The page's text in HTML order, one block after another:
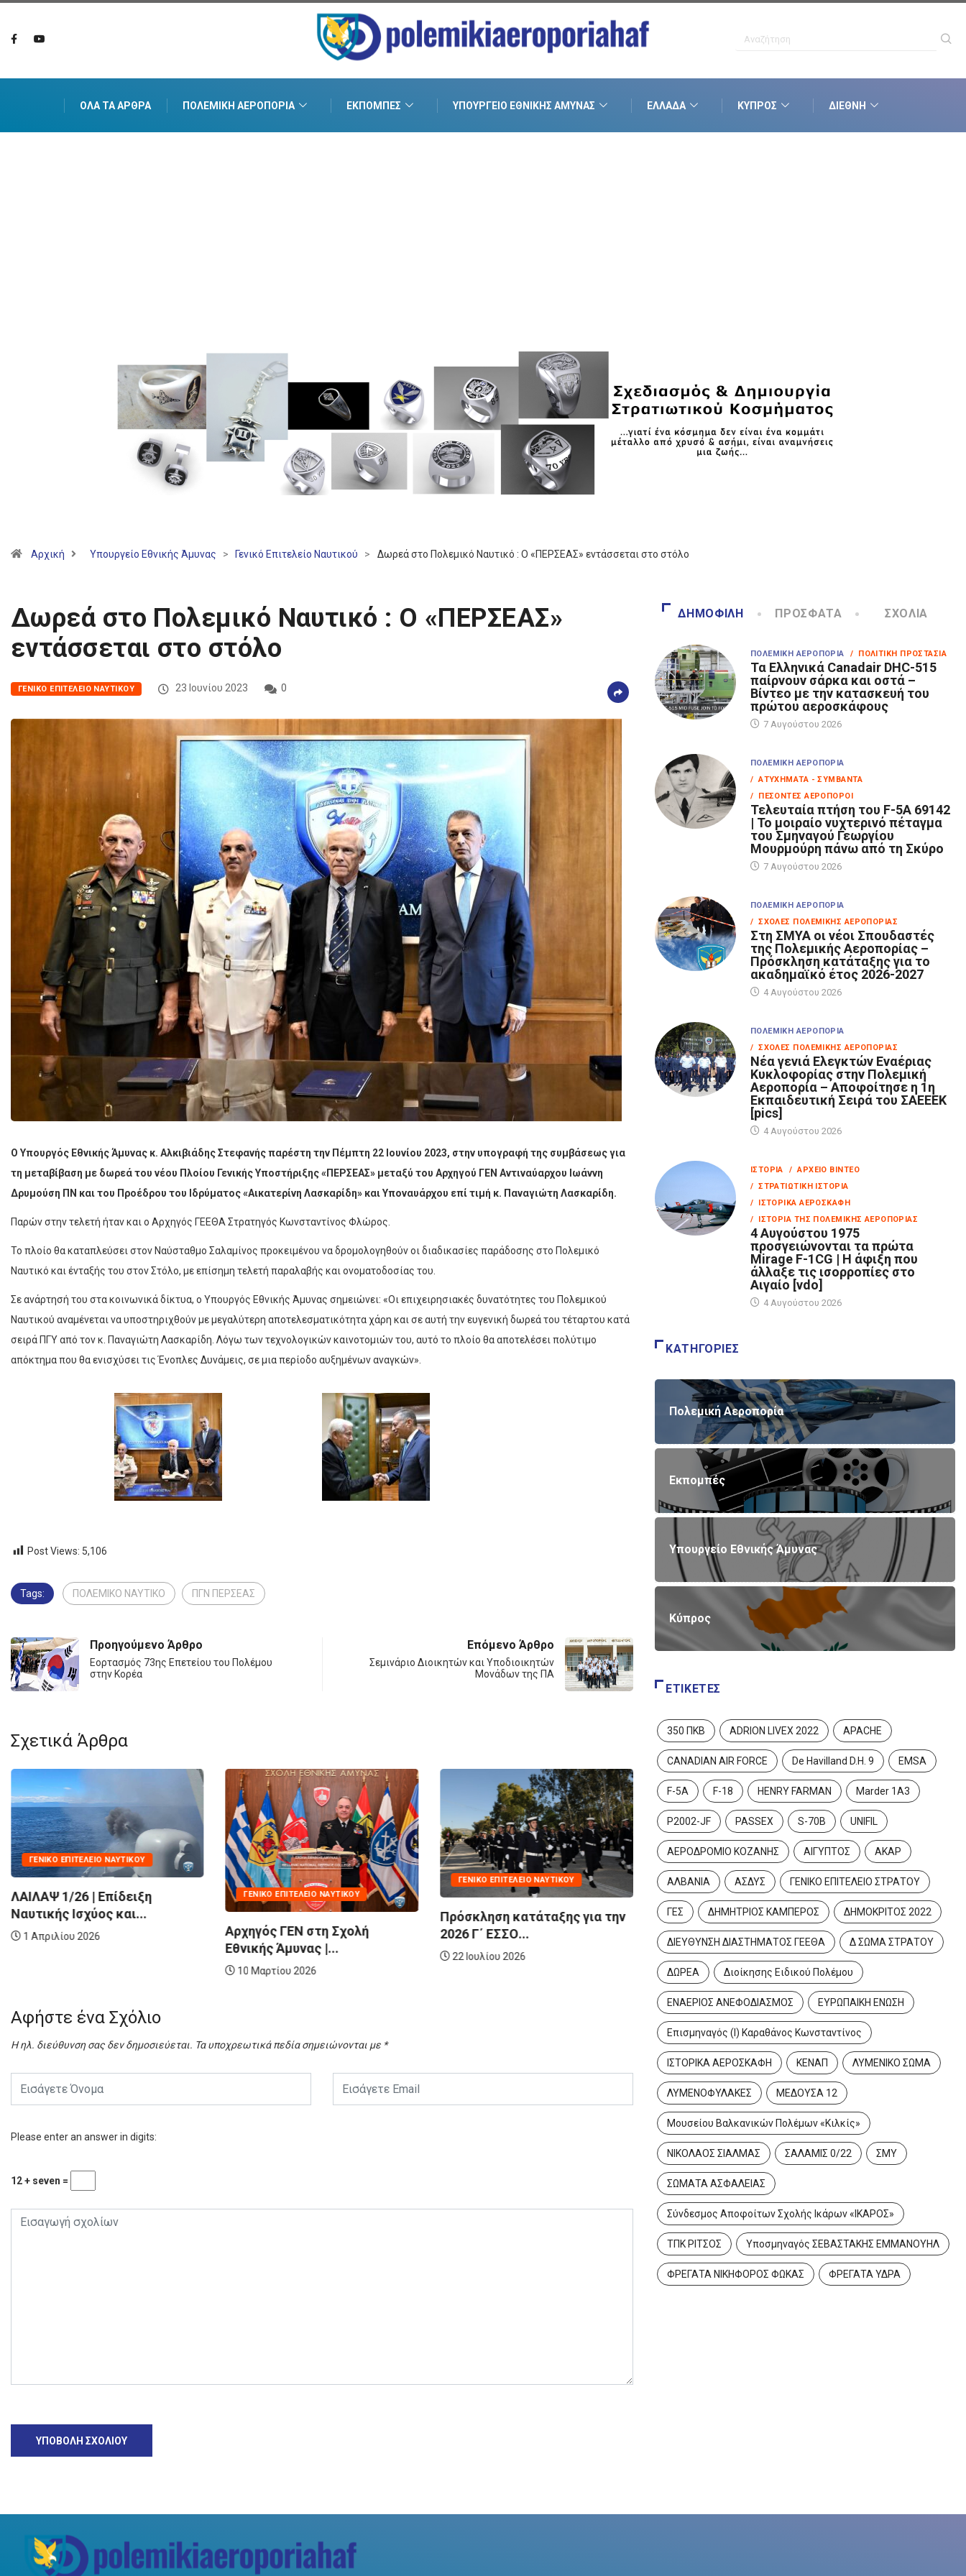
ΌΛΑ ΤΑ ΆΡΘΡΑ ΠΟΛΕΜΙΚΉ ΑΕΡΟΠΟΡΊΑ ΕΚΠΟΜΠΈΣ ΥΠΟΥΡΓΕΊΟ ΕΘΝΙΚΉΣ ΆΜΥΝΑΣ ΕΛΛΆΔΑ ΚΎΠΡΟΣ ΔΙΕΘΝΉ
Αρχική Υπουργείο Εθνικής Άμυνας > Γενικό Επιτελείο Ναυτικού > Δωρεά στο Πολεμικό Ναυτικό : O «ΠΕΡΣΕΑΣ» εντάσσεται στο στόλο
Δωρεά στο Πολεμικό Ναυτικό : O «ΠΕΡΣΕΑΣ»
εντάσσεται στο στόλο
ΓΕΝΙΚΌ ΕΠΙΤΕΛΕΊΟ ΝΑΥΤΙΚΟΎ 23 Ιουνίου 2023 0
Ο Υπουργός Εθνικής Άμυνας κ. Αλκιβιάδης Στεφανής παρέστη την Πέμπτη 22 Ιουνίου 2023, στην υπογραφή της συμβάσεως για
τη μεταβίβαση με δωρεά του νέου Πλοίου Γενικής Υποστήριξης «ΠΕΡΣΕΑΣ» μεταξύ του Αρχηγού ΓΕΝ Αντιναύαρχου Ιωάννη
Δρυμούση ΠΝ και του Προέδρου του Ιδρύματος «Αικατερίνη Λασκαρίδη» και Υποναυάρχου επί τιμή κ. Παναγιώτη Λασκαρίδη.
Παρών στην τελετή ήταν και ο Αρχηγός ΓΕΕΘΑ Στρατηγός Κωνσταντίνος Φλώρος.
Το πλοίο θα καταπλεύσει στον Ναύσταθμο Σαλαμίνος προκειμένου να δρομολογηθούν οι διαδικασίες παράδοσης στο Πολεμικό
Ναυτικό και ένταξής του στον Στόλο, με επίσημη τελετή παραλαβής και ονοματοδοσίας του.
Σε ανάρτησή του στα κοινωνικά δίκτυα, ο Υπουργός Εθνικής Άμυνας σημειώνει: «Οι επιχειρησιακές δυνατότητες του Πολεμικού
Ναυτικού αναμένεται να υποστηριχθούν με μεγαλύτερη αποτελεσματικότητα χάρη και σε αυτή την ευγενική δωρεά του τέταρτου κατά
σειρά ΠΓΥ από τον κ. Παναγιώτη Λασκαρίδη. Λόγω των τεχνολογικών καινοτομιών του, αυτό το πλοίο θα αποτελέσει πολύτιμο
απόκτημα που θα ενισχύσει τις Ένοπλες Δυνάμεις, σε μια περίοδο αυξημένων αναγκών».
Post Views: 5,106
Tags: ΠΟΛΕΜΙΚΟ ΝΑΥΤΙΚΟ ΠΓΝ ΠΕΡΣΕΑΣ
Προηγούμενο Άρθρο
Εορτασμός 73ης Επετείου του Πολέμου
στην Κορέα
Επόμενο Άρθρο
Σεμινάριο Διοικητών και Υποδιοικητών
Μονάδων της ΠΑ
Σχετικά Άρθρα
ΓΕΝΙΚΌ ΕΠΙΤΕΛΕΊΟ ΝΑΥΤΙΚΟΎ
Αρχηγός ΓΕΝ στη Σχολή
ΓΕΝΙΚΌ ΕΠΙΤΕΛΕΊΟ ΝΑΥΤΙΚΟΎ
Πρόσκληση κατάταξης για την
2026 Γ΄ ΕΣΣΟ...
22 Ιουλίου 2026
ΓΕΝΙΚΌ ΕΠΙΤΕΛΕΊΟ ΝΑΥΤΙΚΟΎ
ΛΑΙΛΑΨ 1/26 | Επίδειξη
Ναυτικής Ισχύος και...
1 Απριλίου 2026
ΓΕΝΙΚΌ ΕΠΙΤΕΛΕΊΟ ΝΑΥΤΙΚΟΎ
Αρχηγός ΓΕΝ στη Σχολή
Εθνικής Άμυνας |...
10 Μαρτίου 2026
Αφήστε ένα Σχόλιο
Η ηλ. διεύθυνση σας δεν δημοσιεύεται. Τα υποχρεωτικά πεδία σημειώνονται με *
Please enter an answer in digits:
12 + seven =
ΔΗΜΟΦΙΛΉ ΠΡΌΣΦΑΤΑ ΣΧΌΛΙΑ
ΠΟΛΕΜΙΚΉ ΑΕΡΟΠΟΡΊΑ / ΠΟΛΙΤΙΚΉ ΠΡΟΣΤΑΣΊΑ
Τα Eλληνικά Canadair DHC-515
παίρνουν σάρκα και οστά –
Βίντεο με την κατασκευή του
πρώτου αεροσκάφους
7 Αυγούστου 2026
ΠΟΛΕΜΙΚΉ ΑΕΡΟΠΟΡΊΑ
/ ΑΤΥΧΉΜΑΤΑ - ΣΥΜΒΆΝΤΑ
/ ΠΕΣΌΝΤΕΣ ΑΕΡΟΠΌΡΟΙ
Τελευταία πτήση του F-5A 69142
| Το μοιραίο νυχτερινό πέταγμα
του Σμηναγού Γεωργίου
Μουρμούρη πάνω από τη Σκύρο
7 Αυγούστου 2026
ΠΟΛΕΜΙΚΉ ΑΕΡΟΠΟΡΊΑ
/ ΣΧΟΛΈΣ ΠΟΛΕΜΙΚΉΣ ΑΕΡΟΠΟΡΊΑΣ
Στη ΣΜΥΑ οι νέοι Σπουδαστές
της Πολεμικής Αεροπορίας –
Πρόσκληση κατάταξης για το
ακαδημαϊκό έτος 2026-2027
4 Αυγούστου 2026
ΠΟΛΕΜΙΚΉ ΑΕΡΟΠΟΡΊΑ
/ ΣΧΟΛΈΣ ΠΟΛΕΜΙΚΉΣ ΑΕΡΟΠΟΡΊΑΣ
Νέα γενιά Ελεγκτών Εναέριας
Κυκλοφορίας στην Πολεμική
Αεροπορία – Αποφοίτησε η 1η
Εκπαιδευτική Σειρά του ΣΑΕΕΕΚ
[pics]
4 Αυγούστου 2026
ΙΣΤΟΡΊΑ
/ ΑΡΧΕΊΟ ΒΊΝΤΕΟ
/ ΣΤΡΑΤΙΩΤΙΚΉ ΙΣΤΟΡΊΑ
/ ΙΣΤΟΡΙΚΆ ΑΕΡΟΣΚΆΦΗ
/ ΙΣΤΟΡΊΑ ΤΗΣ ΠΟΛΕΜΙΚΉΣ ΑΕΡΟΠΟΡΊΑΣ
4 Αυγούστου 1975
προσγειώνονται τα πρώτα
Mirage F-1CG | Η άφιξη που
άλλαξε τις ισορροπίες στο
Αιγαίο [vdo]
4 Αυγούστου 2026
ΚΑΤΗΓΟΡΊΕΣ
Πολεμική Αεροπορία
Εκπομπές
Υπουργείο Εθνικής Άμυνας
Κύπρος
ΕΤΙΚΈΤΕΣ
350 ΠΚΒ ADRION LIVEX 2022 APACHE
CANADIAN AIR FORCE De Havilland D.H. 9 EMSA
F-5A F-18 HENRY FARMAN Marder 1A3
P2002-JF PASSEX S-70B UNIFIL
ΑΕΡΟΔΡΟΜΙΟ ΚΟΖΑΝΗΣ ΑΙΓΥΠΤΟΣ ΑΚΑΡ
ΑΛΒΑΝΙΑ ΑΣΔΥΣ ΓΕΝΙΚΟ ΕΠΙΤΕΛΕΙΟ ΣΤΡΑΤΟΥ
ΓΕΣ ΔΗΜΗΤΡΙΟΣ ΚΑΜΠΕΡΟΣ ΔΗΜΟΚΡΙΤΟΣ 2022
ΔΙΕΥΘΥΝΣΗ ΔΙΑΣΤΗΜΑΤΟΣ ΓΕΕΘΑ Δ ΣΩΜΑ ΣΤΡΑΤΟΥ
ΔΩΡΕΑ Διοίκησης Ειδικού Πολέμου
ΕΝΑΕΡΙΟΣ ΑΝΕΦΟΔΙΑΣΜΟΣ ΕΥΡΩΠΑΙΚΗ ΕΝΩΣΗ
Επισμηναγός (Ι) Καραθάνος Κωνσταντίνος
ΙΣΤΟΡΙΚΑ ΑΕΡΟΣΚΑΦΗ ΚΕΝΑΠ ΛΥΜΕΝΙΚΟ ΣΩΜΑ
ΛΥΜΕΝΟΦΥΛΑΚΕΣ ΜΕΔΟΥΣΑ 12
Μουσείου Βαλκανικών Πολέμων «Κιλκίς»
ΝΙΚΟΛΑΟΣ ΣΙΑΛΜΑΣ ΣΑΛΑΜΙΣ 0/22 ΣΜΥ
ΣΩΜΑΤΑ ΑΣΦΑΛΕΙΑΣ
Σύνδεσμος Αποφοίτων Σχολής Ικάρων «ΙΚΑΡΟΣ»
ΤΠΚ ΡΙΤΣΟΣ Υποσμηναγός ΣΕΒΑΣΤΑΚΗΣ ΕΜΜΑΝΟΥΗΛ
ΦΡΕΓΑΤΑ ΝΙΚΗΦΟΡΟΣ ΦΩΚΑΣ ΦΡΕΓΑΤΑ ΥΔΡΑ